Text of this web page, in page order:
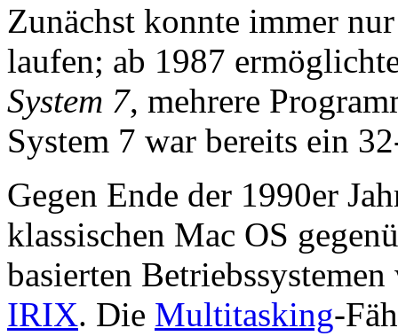
Zunächst konnte immer
laufen; ab 1987
System 7, mehrere
System 7 war bereits ein
Gegen Ende der 1990er
klassischen Mac OS
basierten
IRIX. Die Multitasking-